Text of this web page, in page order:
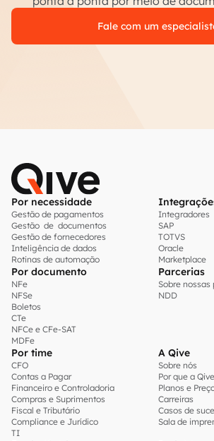
Fale com um
Por necessidade
Gestão de pagamentos
Gestão de documentos
Gestão de fornecedores
Inteligência de dados
Rotinas de automação
Integradores
SAP
TOTVS
Oracle
Marketplace
Por documento
NFe
NFSe
Boletos
CTe
NFCe e CFe-SAT
MDFe
Parcerias
Sobre nossas
NDD
Por time
CFO
Contas a Pagar
Financeiro e Controladoria
Compras e Suprimentos
Fiscal e Tributário
Compliance e Jurídico
TI
A Qive
Sobre nós
Por que a
Planos e
Carreiras
Casos de
Sala de